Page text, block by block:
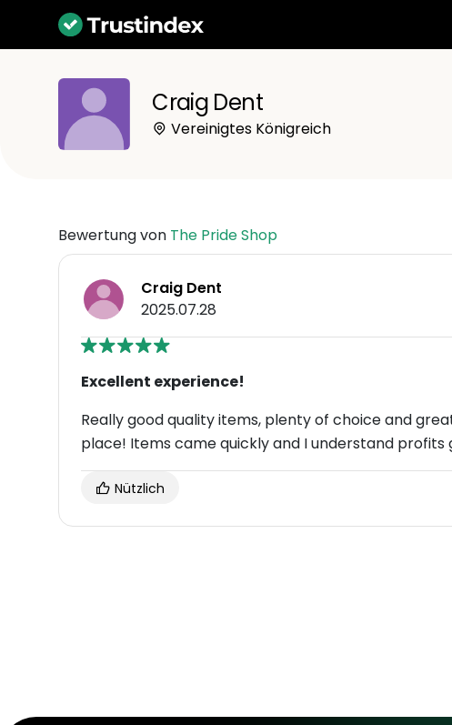
Craig Dent
Vereinigtes Königreich
Bewertung von The Pride Shop
Craig Dent
2025.07.28
Excellent experience!
Really good quality items, plenty of choice and
place! Items came quickly and I understand
Nützlich